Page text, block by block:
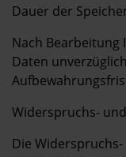
Dauer der
Nach Bearbeitung
Daten
Widerspruchs-
Die